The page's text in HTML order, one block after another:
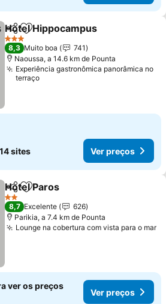
PartilharAdicionar aos favoritos
Hotel Hippocampus
3 Estrelas
8,3 Muito boa
741
Naoussa, a 14.6 km de Pounta
Experiência gastronômica panorâmica no
terraço
14 sites Ver preços
PartilharAdicionar aos favoritos
Hotel Paros
2 Estrelas
8,7 Excelente
626
Parikia, a 7.4 km de Pounta
Lounge na cobertura com vista para o mar
ver os preços
Ver preços